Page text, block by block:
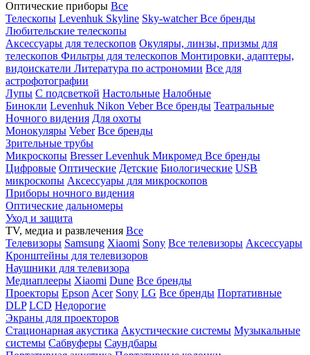
Оптические приборы Все
Телескопы Levenhuk Skyline Sky-watcherВсе бренды
Любительские телескопы
Аксессуары для телескопов Окуляры, линзы, призмы для
телескопов Фильтры для телескопов Монтировки, адаптеры,
видоискатели Литература по астрономии Все для
астрофотографии
Лупы С подсветкой Настольные Налобные
Бинокли Levenhuk Nikon VeberВсе бренды Театральные
Ночного видения Для охоты
Монокуляры Veber Все бренды
Зрительные трубы
Микроскопы BresserLevenhuk Микромед Все бренды
Цифровые Оптические Детские Биологические USB
микроскопы Аксессуары для микроскопов
Приборы ночного видения
Оптические дальномеры
Уход и защита
TV, медиа и развлечения Все
Телевизоры Samsung Xiaomi Sony Все телевизоры Аксессуары
Кронштейны для телевизоров
Наушники для телевизора
Медиаплееры Xiaomi Dune Все бренды
Проекторы Epson Acer Sony LG Все бренды Портативные
DLP LCD Недорогие
Экраны для проекторов
Стационарная акустика Акустические системы Музыкальные
системы Сабвуферы Саундбары